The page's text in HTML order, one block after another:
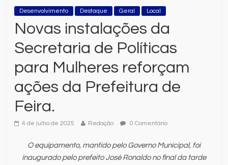
Desenvolvimento Destaque Geral Local
Novas instalações da
Secretaria de Políticas
para Mulheres reforçam
ações da Prefeitura de
Feira.
4 de julho de 2025 Redação 0 Comentário
O equipamento, mantido pelo Governo Municipal, foi
inaugurado pelo prefeito José Ronaldo no final da tarde